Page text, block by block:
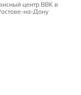
центр BBK в
на-Дону